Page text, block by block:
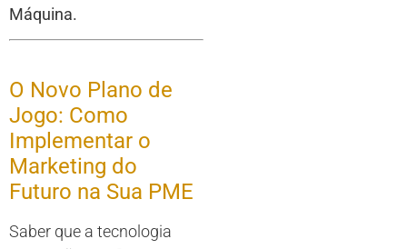
Máquina.
O Novo Plano de
Jogo: Como
Implementar o
Marketing do
Futuro na Sua PME
Saber que a tecnologia